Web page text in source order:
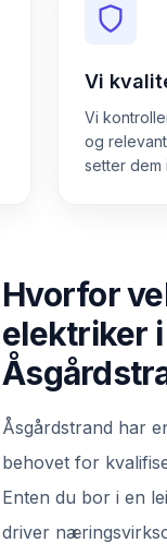
Vi
Vi
og
setter dem
Hvorfor
elektriker i
Åsgårdstrand har
behovet for
Enten du bor i en
driver